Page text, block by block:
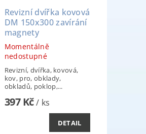
Revizní dvířka kovová
DM 150x300 zavírání
magnety
Momentálně
nedostupné
Revizní, dvířka, kovová,
kov, pro, obklady,
obkladů, poklop,...
397 Kč/ ks
DETAIL